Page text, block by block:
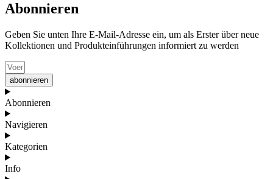
Abonnieren
Geben Sie unten Ihre E-Mail-Adresse ein, um als Erster über neue
Kollektionen und Produkteinführungen informiert zu werden
abonnieren
Abonnieren
Navigieren
Kategorien
Info